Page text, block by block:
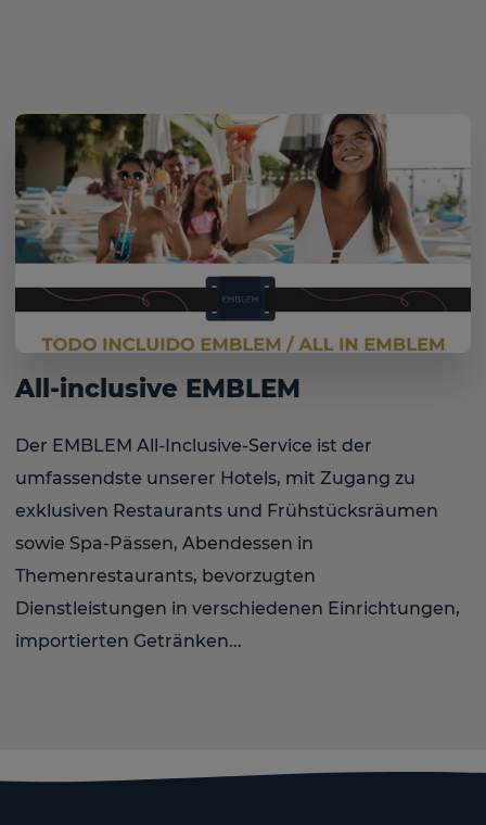
All-inclusive EMBLEM
Der EMBLEM All-Inclusive-Service ist der
umfassendste unserer Hotels, mit Zugang zu
exklusiven Restaurants und Frühstücksräumen
sowie Spa-Pässen, Abendessen in
Themenrestaurants, bevorzugten
Dienstleistungen in verschiedenen Einrichtungen,
importierten Getränken...